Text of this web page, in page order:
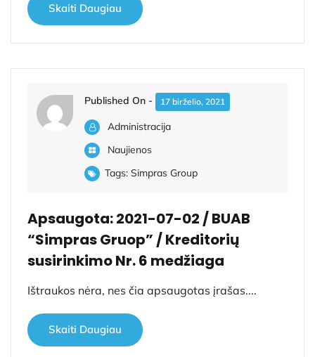
Skaiti Daugiau
Published On - 17 birželio, 2021
Administracija
Naujienos
Tags: Simpras Group
Apsaugota: 2021-07-02 / BUAB
“Simpras Gruop” / Kreditorių
susirinkimo Nr. 6 medžiaga
Ištraukos nėra, nes čia apsaugotas įrašas....
Skaiti Daugiau